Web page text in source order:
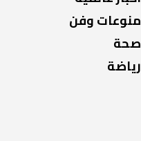
منوعات وفن
صحة
رياضة